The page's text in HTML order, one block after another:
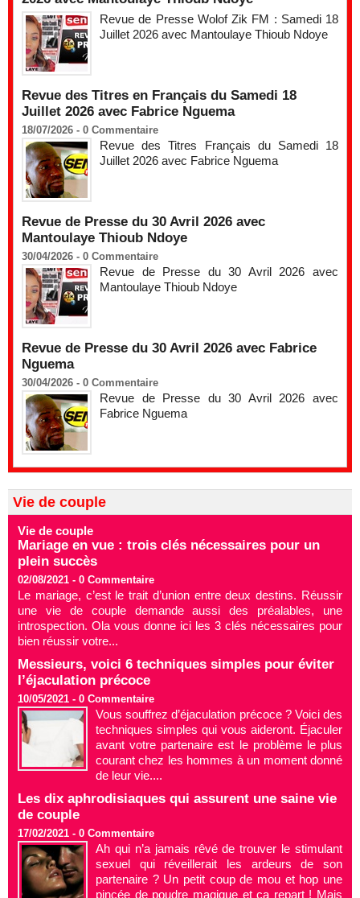
Revue de Presse Wolof Zik FM : Samedi 18
Juillet 2026 avec Mantoulaye Thioub Ndoye
Revue des Titres en Français du Samedi 18
Juillet 2026 avec Fabrice Nguema
18/07/2026 - 0 Commentaire
Revue des Titres Français du Samedi 18
Juillet 2026 avec Fabrice Nguema
Revue de Presse du 30 Avril 2026 avec
Mantoulaye Thioub Ndoye
30/04/2026 - 0 Commentaire
Revue de Presse du 30 Avril 2026 avec
Mantoulaye Thioub Ndoye
Revue de Presse du 30 Avril 2026 avec Fabrice
Nguema
30/04/2026 - 0 Commentaire
Revue de Presse du 30 Avril 2026 avec
Fabrice Nguema
Vie de couple
Vie de couple
Mariage en vue : trois clés nécessaires pour un
plein succès
02/08/2021 - 0 Commentaire
Le mariage, c’est le trait d’union entre deux destins. Réussir
une vie de couple demande aussi des préalables, une
introspection. Ola vous donne ici les 3 clés nécessaires pour
bien réussir votre...
Messieurs, voici 6 techniques simples pour éviter
l’éjaculation précoce
10/05/2021 - 0 Commentaire
Vous souffrez d’éjaculation précoce ? Voici des
techniques simples qui vous aideront. Éjaculer
avant votre partenaire est le problème le plus
courant chez les hommes à un moment donné
de leur vie....
Les dix aphrodisiaques qui assurent une saine vie
de couple
17/02/2021 - 0 Commentaire
Ah qui n’a jamais rêvé de trouver le stimulant
sexuel qui réveillerait les ardeurs de son
partenaire ? Un petit coup de mou et hop une
pincée de poudre magique et ça repart ! Mais